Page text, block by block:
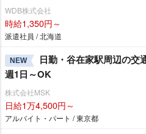
WDB株式会社
時給1,350円～
派遣社員 / 北海道
NEW
日勤・谷在家駅周辺の交
週1日～OK
株式会社MSK
日給1万4,500円～
アルバイト・パート / 東京都